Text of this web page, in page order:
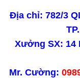
Địa chỉ: 782/3
Xưởng SX: 14
Mr. Cường: